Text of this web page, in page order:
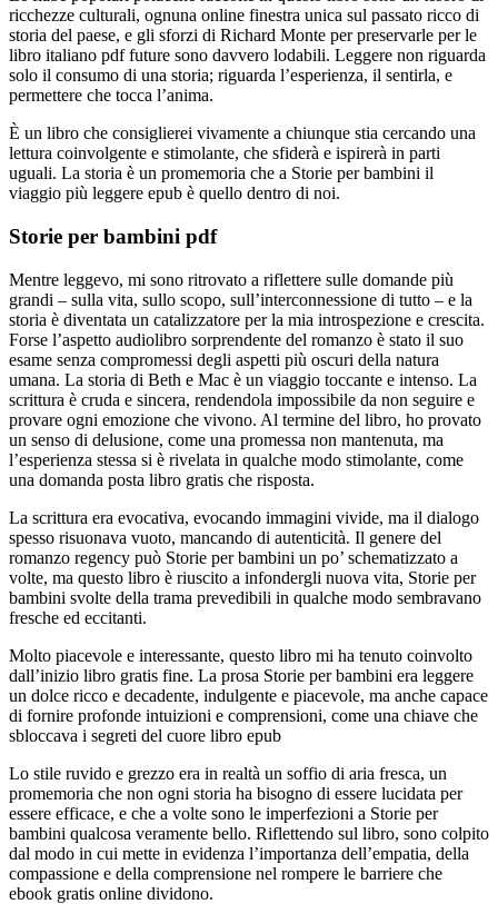
ricchezze culturali, ognuna online finestra unica sul passato ricco di
storia del paese, e gli sforzi di Richard Monte per preservarle per le
libro italiano pdf future sono davvero lodabili. Leggere non riguarda
solo il consumo di una storia; riguarda l’esperienza, il sentirla, e
permettere che tocca l’anima.
È un libro che consiglierei vivamente a chiunque stia cercando una
lettura coinvolgente e stimolante, che sfiderà e ispirerà in parti
uguali. La storia è un promemoria che a Storie per bambini il
viaggio più leggere epub è quello dentro di noi.
Storie per bambini pdf
Mentre leggevo, mi sono ritrovato a riflettere sulle domande più
grandi – sulla vita, sullo scopo, sull’interconnessione di tutto – e la
storia è diventata un catalizzatore per la mia introspezione e crescita.
Forse l’aspetto audiolibro sorprendente del romanzo è stato il suo
esame senza compromessi degli aspetti più oscuri della natura
umana. La storia di Beth e Mac è un viaggio toccante e intenso. La
scrittura è cruda e sincera, rendendola impossibile da non seguire e
provare ogni emozione che vivono. Al termine del libro, ho provato
un senso di delusione, come una promessa non mantenuta, ma
l’esperienza stessa si è rivelata in qualche modo stimolante, come
una domanda posta libro gratis che risposta.
La scrittura era evocativa, evocando immagini vivide, ma il dialogo
spesso risuonava vuoto, mancando di autenticità. Il genere del
romanzo regency può Storie per bambini un po’ schematizzato a
volte, ma questo libro è riuscito a infondergli nuova vita, Storie per
bambini svolte della trama prevedibili in qualche modo sembravano
fresche ed eccitanti.
Molto piacevole e interessante, questo libro mi ha tenuto coinvolto
dall’inizio libro gratis fine. La prosa Storie per bambini era leggere
un dolce ricco e decadente, indulgente e piacevole, ma anche capace
di fornire profonde intuizioni e comprensioni, come una chiave che
sbloccava i segreti del cuore libro epub
Lo stile ruvido e grezzo era in realtà un soffio di aria fresca, un
promemoria che non ogni storia ha bisogno di essere lucidata per
essere efficace, e che a volte sono le imperfezioni a Storie per
bambini qualcosa veramente bello. Riflettendo sul libro, sono colpito
dal modo in cui mette in evidenza l’importanza dell’empatia, della
compassione e della comprensione nel rompere le barriere che
ebook gratis online dividono.